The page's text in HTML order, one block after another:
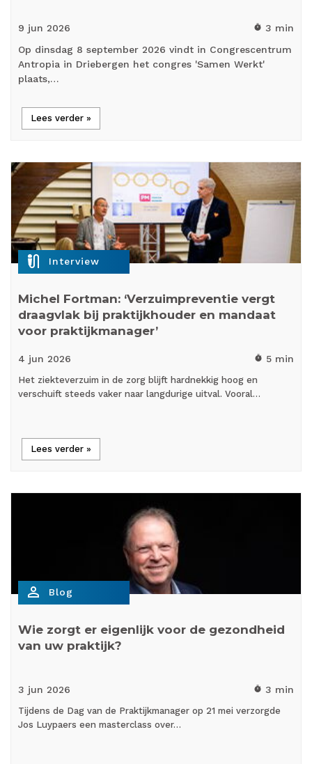
9 jun 2026 timer 3 min
Op dinsdag 8 september 2026 vindt in Congrescentrum
Antropia in Driebergen het congres 'Samen Werkt'
plaats,…
Lees verder »
mic_external_on Interview
Michel Fortman: ‘Verzuimpreventie vergt
draagvlak bij praktijkhouder en mandaat
voor praktijkmanager’
4 jun 2026 timer 5 min
Het ziekteverzuim in de zorg blijft hardnekkig hoog en
verschuift steeds vaker naar langdurige uitval. Vooral…
Lees verder »
person_outline Blog
Wie zorgt er eigenlijk voor de gezondheid
van uw praktijk?
3 jun 2026 timer 3 min
Tijdens de Dag van de Praktijkmanager op 21 mei verzorgde
Jos Luypaers een masterclass over…